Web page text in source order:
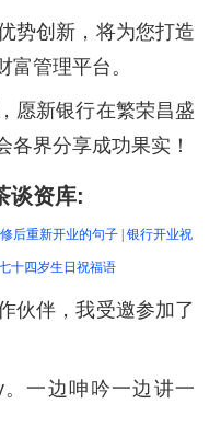
势创新，将为您打造
管理平台。
愿新银行在繁荣昌盛
各界分享成功果实！
谈资库:
后重新开业的句子 银行开业祝
十四岁生日祝福语
伙伴，我受邀参加了
。一边呻吟一边讲一